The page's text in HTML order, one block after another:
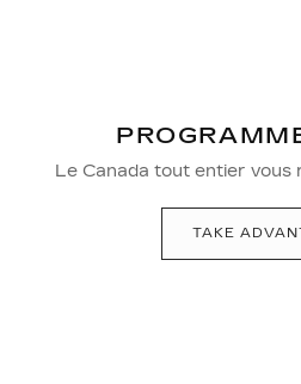
Le Canada tout entier vous
TAKE